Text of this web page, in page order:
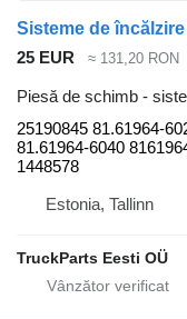
25 EUR ≈ 131,20 RON
Piesă de schimb -
25190845 81.61964-
81.61964-6040
1448578
Estonia, Tallinn
TruckParts Eesti OÜ